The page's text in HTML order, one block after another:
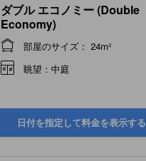
ダブル エコノミー (Double
Economy)
部屋のサイズ： 24m²
眺望：中庭
日付を指定して料金を表示する